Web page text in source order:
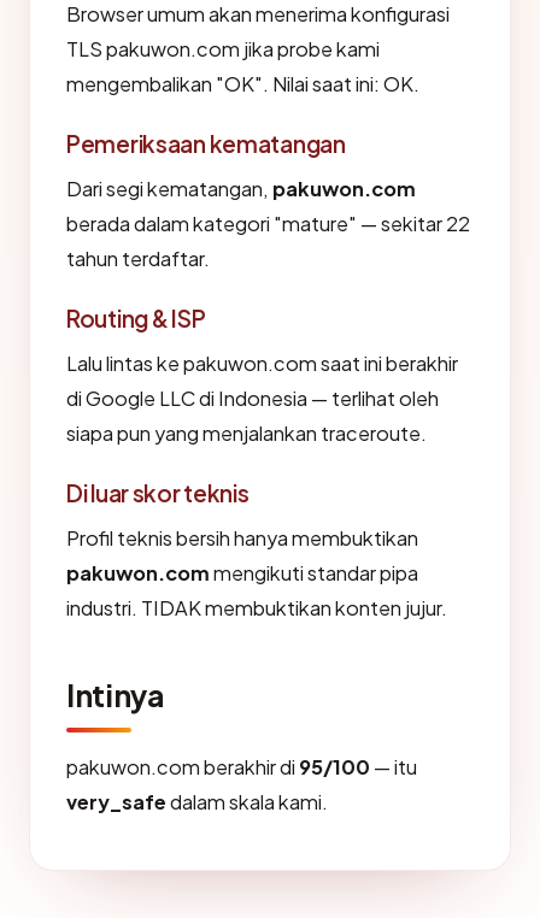
Browser umum akan menerima konfigurasi
TLS pakuwon.com jika probe kami
mengembalikan "OK". Nilai saat ini: OK.
Pemeriksaan kematangan
Dari segi kematangan, pakuwon.com
berada dalam kategori "mature" — sekitar 22
tahun terdaftar.
Routing & ISP
Lalu lintas ke pakuwon.com saat ini berakhir
di Google LLC di Indonesia — terlihat oleh
siapa pun yang menjalankan traceroute.
Di luar skor teknis
Profil teknis bersih hanya membuktikan
pakuwon.commengikuti standar pipa
industri. TIDAK membuktikan konten jujur.
Intinya
pakuwon.com berakhir di 95/100 — itu
very_safedalam skala kami.